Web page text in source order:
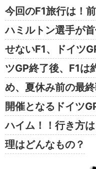
今回のF1旅行は！
ハミルトン選手が
せないF1、ドイツ
ツGP終了後、F1は
め、夏休み前の最
開催となるドイツ
ハイム！！行き方
理はどんなもの？